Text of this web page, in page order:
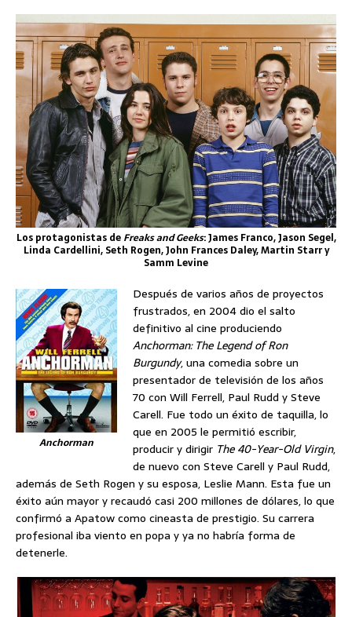
Los protagonistas de Freaks and Geeks: James Franco, Jason Segel,
Linda Cardellini, Seth Rogen, John Frances Daley, Martin Starr y
Samm Levine
Anchorman
Después de varios años de proyectos
frustrados, en 2004 dio el salto
definitivo al cine produciendo
Anchorman: The Legend of Ron
Burgundy, una comedia sobre un
presentador de televisión de los años
70 con Will Ferrell, Paul Rudd y Steve
Carell. Fue todo un éxito de taquilla, lo
que en 2005 le permitió escribir,
producir y dirigir The 40-Year-Old Virgin,
de nuevo con Steve Carell y Paul Rudd,
además de Seth Rogen y su esposa, Leslie Mann. Esta fue un
éxito aún mayor y recaudó casi 200 millones de dólares, lo que
confirmó a Apatow como cineasta de prestigio. Su carrera
profesional iba viento en popa y ya no habría forma de
detenerle.